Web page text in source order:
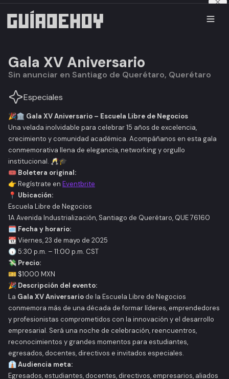
⁠Gala XV Aniversario
Sin anunciar en Santiago de Querétaro, Querétaro
Especiales
🎉🏛️ Gala XV Aniversario – Escuela Libre de Negocios
Una velada inolvidable para celebrar 15 años de excelencia,
crecimiento y comunidad académica. Acompáñanos en esta gala
conmemorativa llena de elegancia, networking y orgullo
institucional. 🥂🎓
🎟️ Boletera original:
👉 Regístrate en Eventbrite
📍 Ubicación:
Escuela Libre de Negocios
1A Avenida Industrialización, Santiago de Querétaro, QUE 76160
🗓️ Fecha y horario:
📆 Viernes, 23 de mayo de 2025
🕠 5:30 p.m. – 11:00 p.m. CST
💸 Precio:
🎫 $1000 MXN
🎉 Descripción del evento:
La Gala XV Aniversariode la Escuela Libre de Negocios
conmemora más de una década de formar líderes, emprendedores
y profesionistas comprometidos con la innovación y el desarrollo
empresarial. Será una noche de celebración, reencuentros,
reconocimientos y grandes momentos para estudiantes,
egresados, docentes, directivos e invitados especiales.
👔Audiencia meta:
Egresados, estudiantes, docentes, directivos, empresarios, aliados